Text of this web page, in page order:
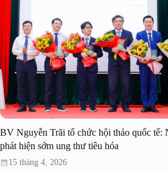
BV Nguyễn Trãi tổ chức hội thảo quốc tế:
phát hiện sớm ung thư tiêu hóa
15 tháng 4, 2026